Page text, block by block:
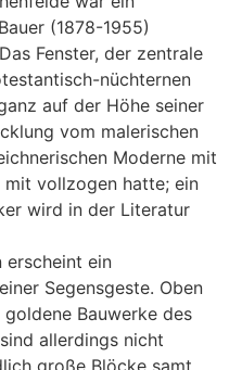
(1878-1955)
Fenster, der zentrale
nüchternen
auf der Höhe seiner
vom malerischen
Moderne mit
mit vollzogen hatte; ein
wird in der Literatur
erscheint ein
Segensgeste. Oben
Bauwerke des
allerdings nicht